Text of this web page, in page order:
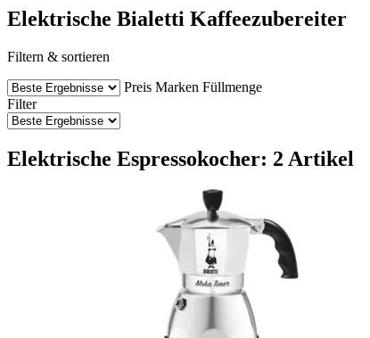
Elektrische Bialetti Kaffeezubereiter
Filtern & sortieren
Preis Marken Füllmenge
Filter
Elektrische Espressokocher: 2 Artikel